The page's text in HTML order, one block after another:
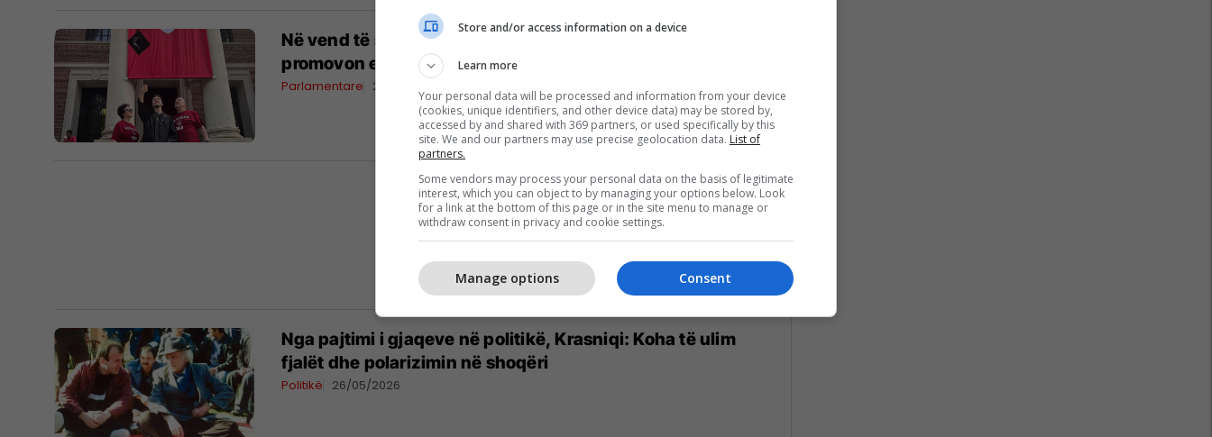
Në vend të sulmeve politike, kandidati i LDK-së
promovon edukimin – merr shembull Harvardin
Parlamentare 28/05/2026
Nga pajtimi i gjaqeve në politikë, Krasniqi: Koha të ulim
fjalët dhe polarizimin në shoqëri
Politikë 26/05/2026
Store and/or access information on a device
Learn more
Your personal data will be processed and information from your device
(cookies, unique identifiers, and other device data) may be stored by,
accessed by and shared with 369 partners, or used specifically by this
site. We and our partners may use precise geolocation data. List of
partners.
Some vendors may process your personal data on the basis of legitimate
interest, which you can object to by managing your options below. Look
for a link at the bottom of this page or in the site menu to manage or
withdraw consent in privacy and cookie settings.
Consent
Manage options